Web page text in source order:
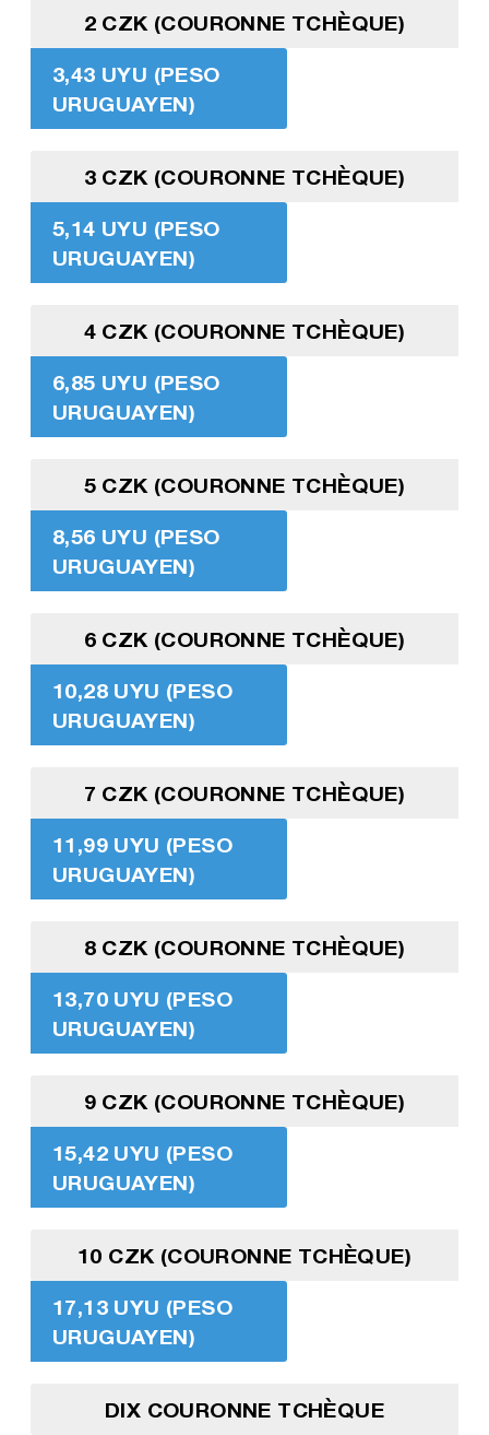
2 CZK (COURONNE TCHÈQUE)
3,43 UYU (PESO
URUGUAYEN)
3 CZK (COURONNE TCHÈQUE)
5,14 UYU (PESO
URUGUAYEN)
4 CZK (COURONNE TCHÈQUE)
6,85 UYU (PESO
URUGUAYEN)
5 CZK (COURONNE TCHÈQUE)
8,56 UYU (PESO
URUGUAYEN)
6 CZK (COURONNE TCHÈQUE)
10,28 UYU (PESO
URUGUAYEN)
7 CZK (COURONNE TCHÈQUE)
11,99 UYU (PESO
URUGUAYEN)
8 CZK (COURONNE TCHÈQUE)
13,70 UYU (PESO
URUGUAYEN)
9 CZK (COURONNE TCHÈQUE)
15,42 UYU (PESO
URUGUAYEN)
10 CZK (COURONNE TCHÈQUE)
17,13 UYU (PESO
URUGUAYEN)
DIX COURONNE TCHÈQUE